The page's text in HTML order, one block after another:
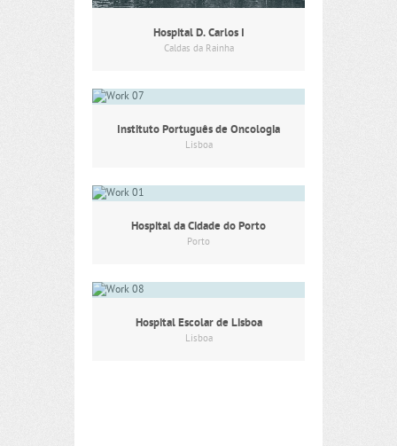
Hospital D. Carlos I
Caldas da Rainha
Instituto Português de Oncologia
Lisboa
Hospital da Cidade do Porto
Porto
Hospital Escolar de Lisboa
Lisboa